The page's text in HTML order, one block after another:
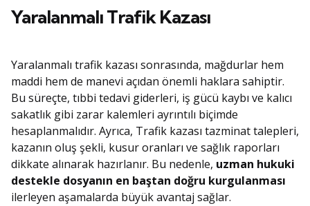
Yaralanmalı Trafik Kazası
Yaralanmalı trafik kazası sonrasında, mağdurlar hem
maddi hem de manevi açıdan önemli haklara sahiptir.
Bu süreçte, tıbbi tedavi giderleri, iş gücü kaybı ve kalıcı
sakatlık gibi zarar kalemleri ayrıntılı biçimde
hesaplanmalıdır. Ayrıca, Trafik kazası tazminat talepleri,
kazanın oluş şekli, kusur oranları ve sağlık raporları
dikkate alınarak hazırlanır. Bu nedenle, uzman hukuki
destekle dosyanın en baştan doğru kurgulanması
ilerleyen aşamalarda büyük avantaj sağlar.